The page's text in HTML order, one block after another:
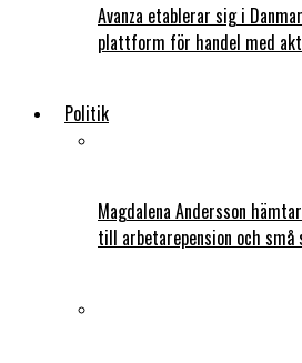
Avanza etablerar sig i
plattform för handel med
Politik
Magdalena Andersson
till arbetarepension och små